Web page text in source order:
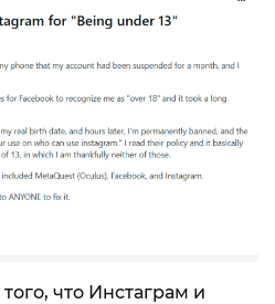
что Инстаграм и